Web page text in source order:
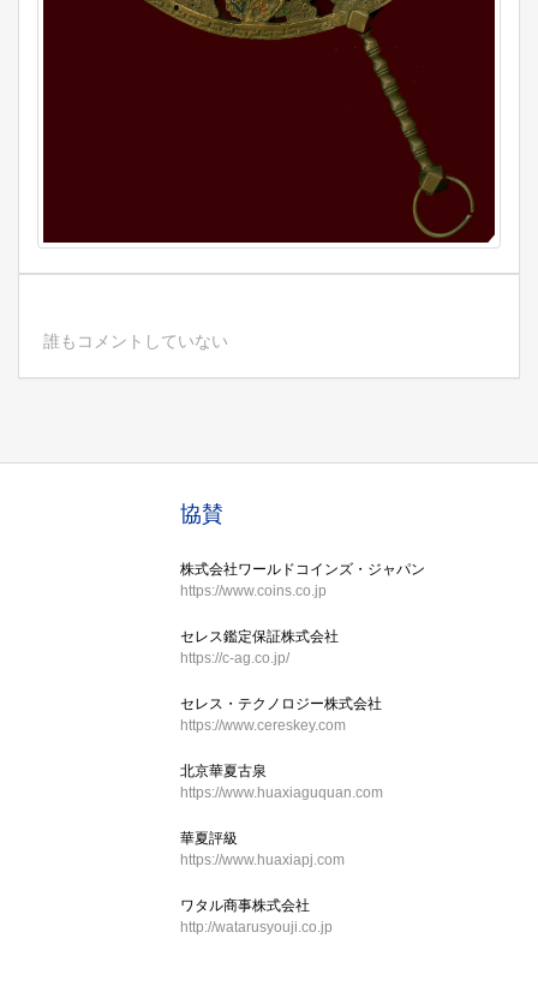
誰もコメントしていない
協賛
株式会社ワールドコインズ・ジャパン
https://www.coins.co.jp
セレス鑑定保証株式会社
https://c-ag.co.jp/
セレス・テクノロジー株式会社
https://www.cereskey.com
北京華夏古泉
https://www.huaxiaguquan.com
華夏評級
https://www.huaxiapj.com
ワタル商事株式会社
http://watarusyouji.co.jp